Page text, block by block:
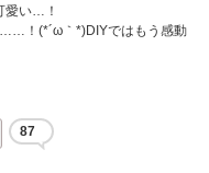
愛い…！
！(*´ω｀*)DIYではもう感動
87